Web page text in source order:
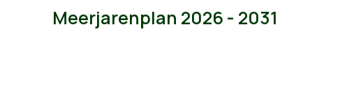
Meerjarenplan 2026 - 2031